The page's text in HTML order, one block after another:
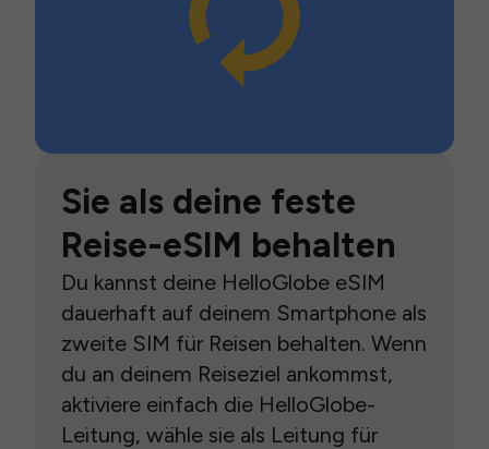
Sie als deine feste
Reise-eSIM behalten
Du kannst deine HelloGlobe eSIM
dauerhaft auf deinem Smartphone als
zweite SIM für Reisen behalten. Wenn
du an deinem Reiseziel ankommst,
aktiviere einfach die HelloGlobe-
Leitung, wähle sie als Leitung für